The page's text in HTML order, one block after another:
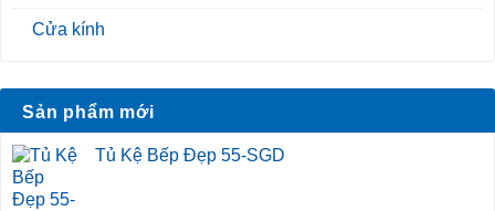
Cửa kính
Sản phẩm mới
Tủ Kệ Bếp Đẹp 55-SGD